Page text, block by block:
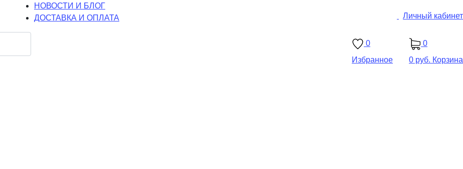
НОВОСТИ И БЛОГ
ДОСТАВКА И ОПЛАТА
Личный кабинет
0
Избранное
0
0 руб. Корзина